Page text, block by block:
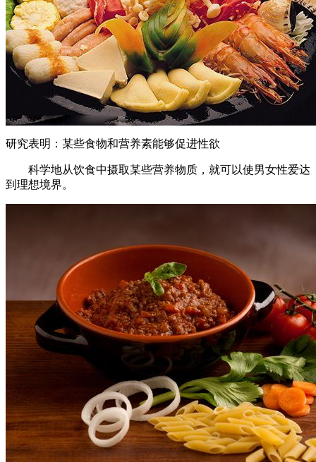
研究表明：某些食物和营养素能够促进性欲
科学地从饮食中摄取某些营养物质，就可以使男女性爱达
到理想境界。